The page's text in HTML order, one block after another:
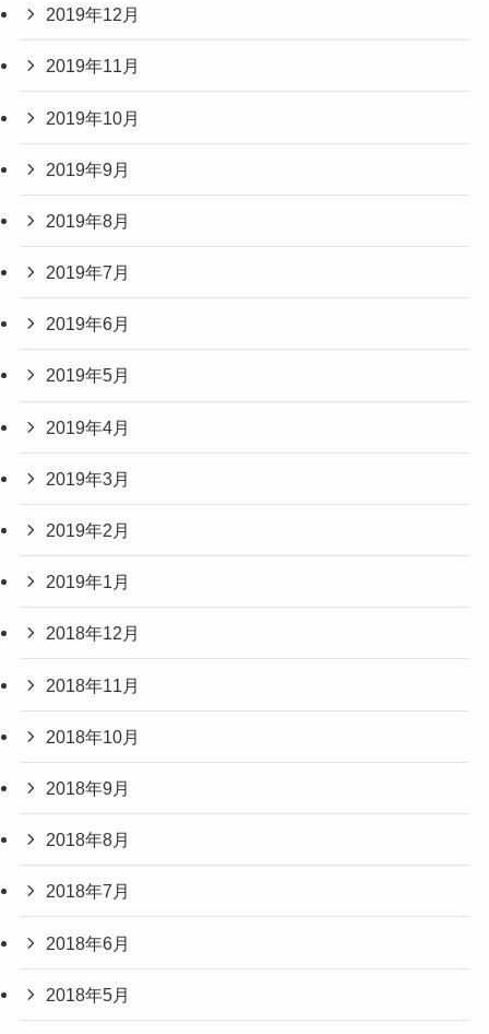
2019年12月
2019年11月
2019年10月
2019年9月
2019年8月
2019年7月
2019年6月
2019年5月
2019年4月
2019年3月
2019年2月
2019年1月
2018年12月
2018年11月
2018年10月
2018年9月
2018年8月
2018年7月
2018年6月
2018年5月